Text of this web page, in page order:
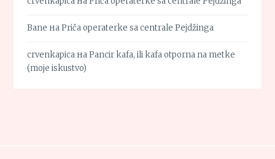
Bane наPriča operaterke sa centrale Pejdžinga
crvenkapica наPancir kafa, ili kafa otporna na metke
(moje iskustvo)